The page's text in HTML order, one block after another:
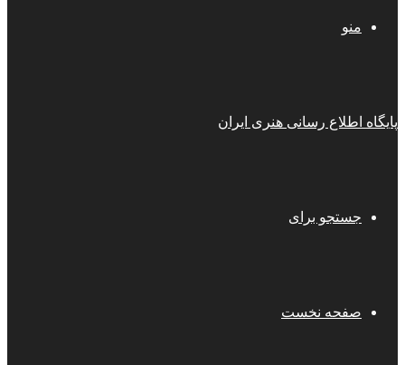
منو
پایگاه اطلاع رسانی هنری ایران
جستجو برای
صفحه نخست